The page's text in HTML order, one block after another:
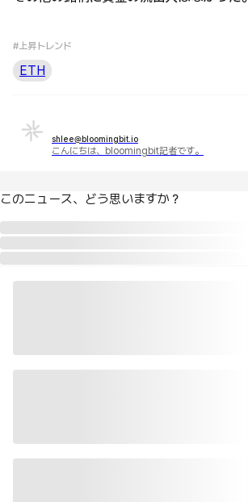
#上昇トレンド
ETH
shlee@bloomingbit.io
こんにちは、bloomingbit記者です。
このニュース、どう思いますか？